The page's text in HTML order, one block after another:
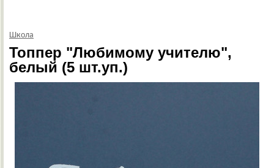
Школа
Топпер "Любимому учителю",
белый (5 шт.уп.)